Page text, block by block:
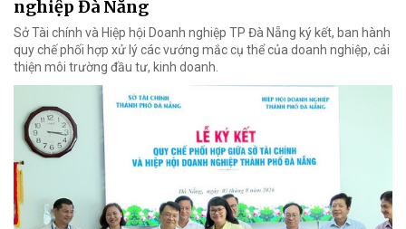
nghiệp Đà Nẵng
Sở Tài chính và Hiệp hội Doanh nghiệp TP Đà Nẵng ký kết, ban hành
quy chế phối hợp xử lý các vướng mắc cụ thể của doanh nghiệp, cải
thiện môi trường đầu tư, kinh doanh.